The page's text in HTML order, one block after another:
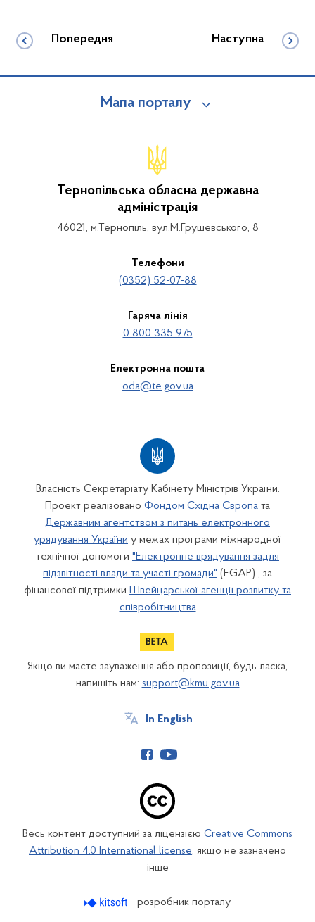
Попередня Наступна
Мапа порталу
Тернопільська обласна державна
адміністрація
46021, м.Тернопіль, вул.М.Грушевського, 8
Телефони
(0352) 52-07-88
Гаряча лінія
0 800 335 975
Електронна пошта
oda@te.gov.ua
Власність Секретаріату Кабінету Міністрів України.
Проект реалізовано Фондом Східна Європа та
Державним агентством з питань електронного
урядування України у межах програми міжнародної
технічної допомоги "Електронне врядування задля
підзвітності влади та участі громади" (EGAP) , за
фінансової підтримки Швейцарської агенції розвитку та
співробітництва
Якщо ви маєте зауваження або пропозиції, будь ласка,
напишіть нам: support@kmu.gov.ua
In English
Весь контент доступний за ліцензією Creative Commons
Attribution 4.0 International license, якщо не зазначено
інше
розробник порталу